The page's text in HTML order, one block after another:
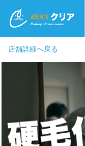
店舗詳細へ戻る